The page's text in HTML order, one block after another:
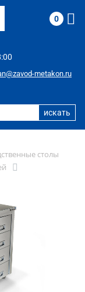
metakon.ru
0
столы